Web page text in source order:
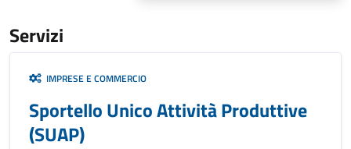
Servizi
IMPRESE E COMMERCIO
Sportello Unico Attività Produttive
(SUAP)